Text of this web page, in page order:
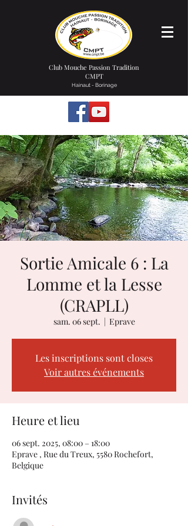
Club Mouche Passion Tradition
CMPT
Hainaut - Borinage
Sortie Amicale 6 : La
Lomme et la Lesse
(CRAPLL)
sam. 06 sept.
  |
Eprave
Les inscriptions sont closes
Voir autres événements
Heure et lieu
06 sept. 2025, 08:00 – 18:00
Eprave , Rue du Treux, 5580 Rochefort,
Belgique
Invités